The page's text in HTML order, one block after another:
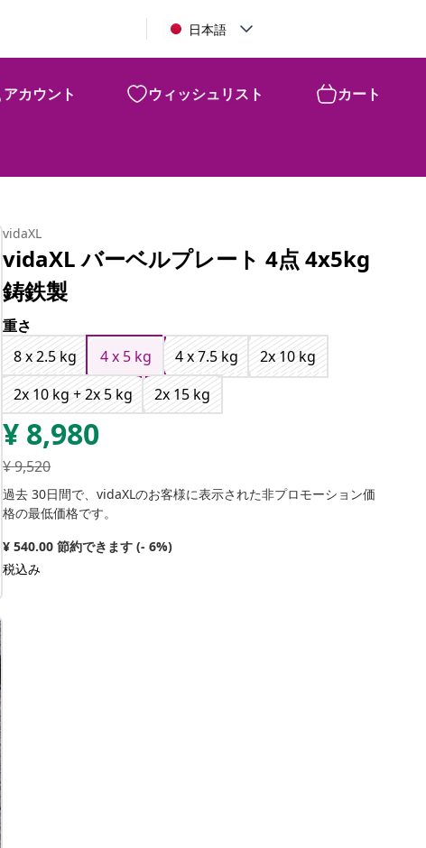
日本語
アカウント ウィッシュリスト カート
vidaXL
vidaXL バーベルプレート 4点 4x5kg
鋳鉄製
重さ
8 x 2.5 kg
4 x 5 kg 4 x 7.5 kg
2x 10 kg
2x 10 kg + 2x 5 kg
2x 15 kg
¥ 8,980
¥9,520
過去 30日間で、vidaXLのお客様に表示された非プロモーション価
格の最低価格です。
¥ 540.00 節約できます (- 6%)
税込み